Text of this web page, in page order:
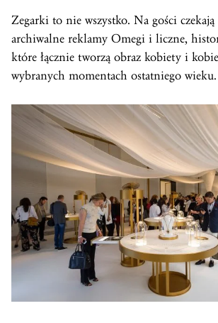
Zegarki to nie wszystko. Na gości
archiwalne reklamy Omegi i liczne,
które łącznie tworzą obraz kobiety i
wybranych momentach ostatniego wieku.